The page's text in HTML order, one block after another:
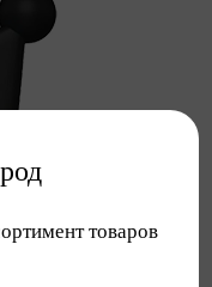
товаров